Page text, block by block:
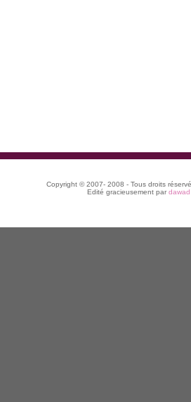
Copyright © 2007- 2008 - Tous droits
Edité gracieusement par dawad